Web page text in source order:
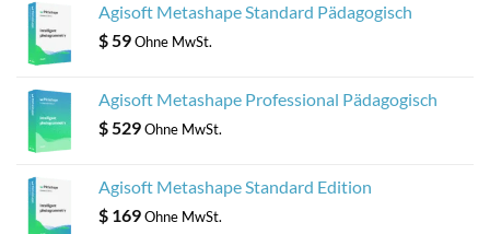
Agisoft Metashape Standard Pädagogisch
$59Ohne MwSt.
Agisoft Metashape Professional Pädagogisch
$529Ohne MwSt.
Agisoft Metashape Standard Edition
$ 169Ohne MwSt.